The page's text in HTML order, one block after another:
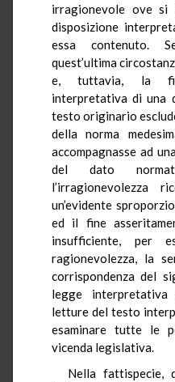
irragionevole ove si
disposizione
essa contenuto.
quest’ultima
e, tuttavia, la
interpretativa di una
testo originario
della norma
accompagnasse ad
del dato
l’irragionevolezza
un’evidente
ed il fine
insufficiente, per
ragionevolezza, la
corrispondenza del
legge
letture del testo
esaminare tutte le
vicenda legislativa.
Nella fattispecie,